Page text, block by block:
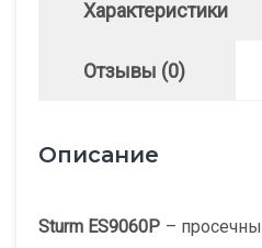
Характеристики
Отзывы (0)
Описание
Sturm ES9060P –